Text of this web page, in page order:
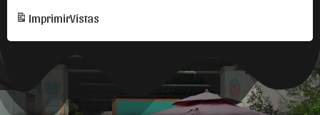
yy
ImprimirVistas